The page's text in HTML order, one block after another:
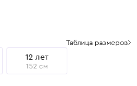
Таблица размеров
12 лет
152 см